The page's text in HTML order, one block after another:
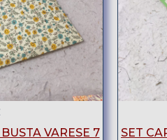
VARESE 7 SET